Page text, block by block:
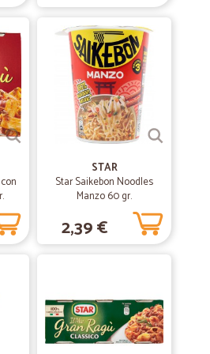
tempi Prodotti di qualità anche per
09/07/2020
e cortesi
loro disponibile
il pacco mi è arrivato dopo un giorno e
STAR
Star Saikebon Noodles
Manzo 60 gr.
2,39 €